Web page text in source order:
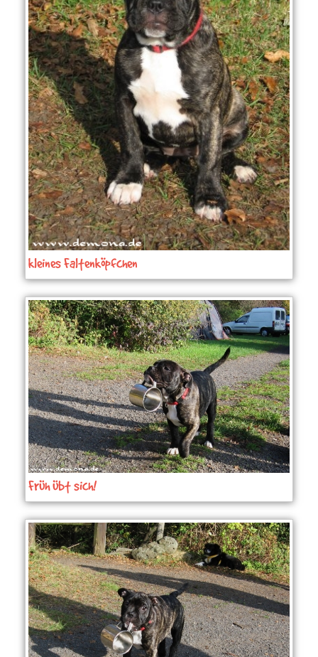
kleines Faltenköpfchen
Früh übt sich!